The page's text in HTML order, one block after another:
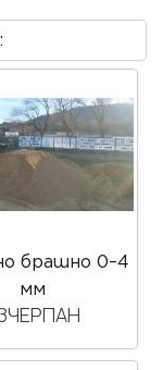
брашно 0–4
мм